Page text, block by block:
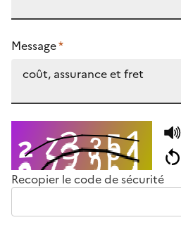
Message*
Recopier le code de sécurité